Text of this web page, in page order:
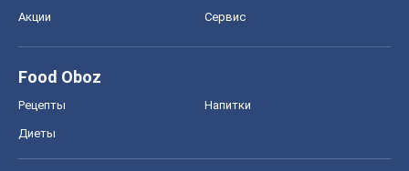
Акции Сервис
Food Oboz
Рецепты Напитки
Диеты